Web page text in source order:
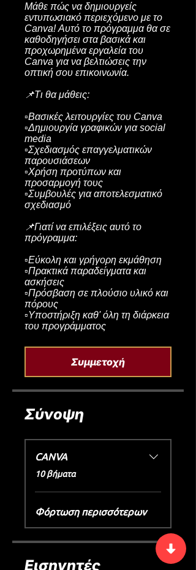
Μάθε πώς να δημιουργείς
εντυπωσιακό περιεχόμενο με το
Canva! Αυτό το πρόγραμμα θα σε
καθοδηγήσει στα βασικά και
προχωρημένα εργαλεία του
Canva για να βελτιώσεις την
οπτική σου επικοινωνία.
📌Τι θα μάθεις:
▫️Βασικές λειτουργίες του Canva
▫️Δημιουργία γραφικών για social
media
▫️Σχεδιασμός επαγγελματικών
παρουσιάσεων
▫️Χρήση προτύπων και
προσαρμογή τους
▫️Συμβουλές για αποτελεσματικό
σχεδιασμό
📌Γιατί να επιλέξεις αυτό το
πρόγραμμα:
▫️Εύκολη και γρήγορη εκμάθηση
▫️Πρακτικά παραδείγματα και
ασκήσεις
▫️Πρόσβαση σε πλούσιο υλικό και
πόρους
▫️Υποστήριξη καθ' όλη τη διάρκεια
του προγράμματος
Συμμετοχή
Σύνοψη
CANVA
.10 βήματα
Φόρτωση περισσότερων
Εισηγητές